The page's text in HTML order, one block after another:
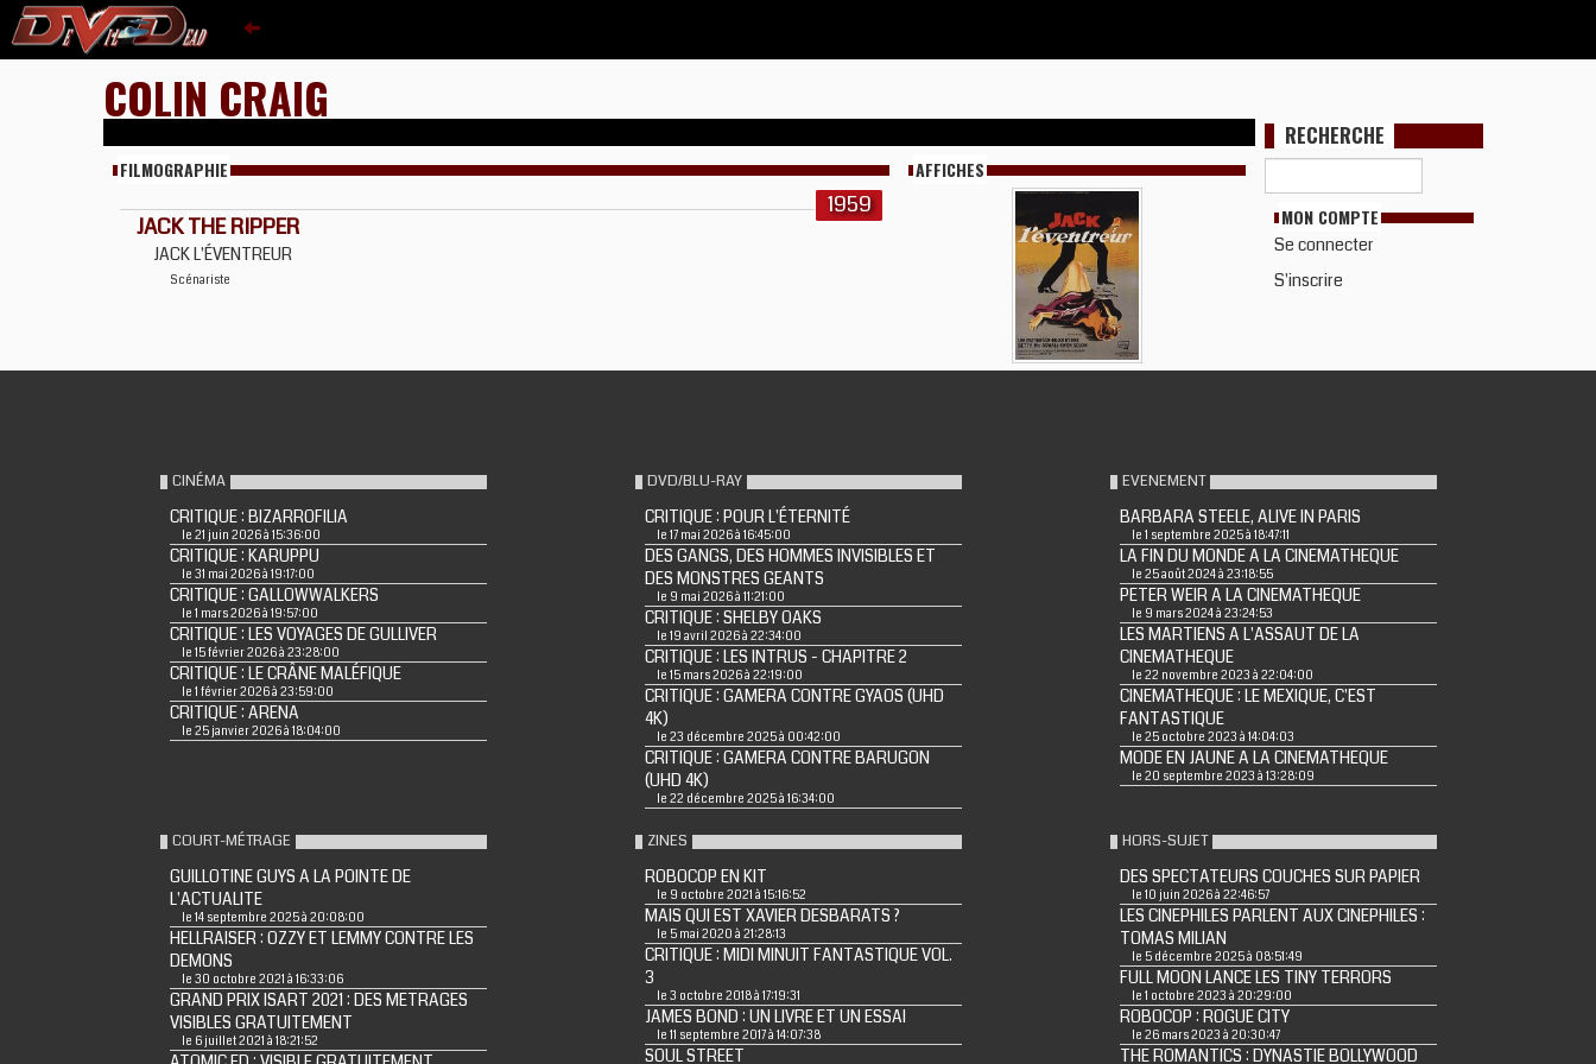
COLIN CRAIG
FILMOGRAPHIE
1959
JACK THE RIPPER
JACK L'ÉVENTREUR
Scénariste
AFFICHES
RECHERCHE
MON COMPTE
Se connecter
S'inscrire
CINÉMA
CRITIQUE : BIZARROFILIA
le 21 juin 2026 à 15:36:00
CRITIQUE : KARUPPU
le 31 mai 2026 à 19:17:00
CRITIQUE : GALLOWWALKERS
le 1 mars 2026 à 19:57:00
CRITIQUE : LES VOYAGES DE GULLIVER
le 15 février 2026 à 23:28:00
CRITIQUE : LE CRÂNE MALÉFIQUE
le 1 février 2026 à 23:59:00
CRITIQUE : ARENA
le 25 janvier 2026 à 18:04:00
DVD/BLU-RAY
CRITIQUE : POUR L'ÉTERNITÉ
le 17 mai 2026 à 16:45:00
DES GANGS, DES HOMMES INVISIBLES ET
DES MONSTRES GEANTS
le 9 mai 2026 à 11:21:00
CRITIQUE : SHELBY OAKS
le 19 avril 2026 à 22:34:00
CRITIQUE : LES INTRUS - CHAPITRE 2
le 15 mars 2026 à 22:19:00
CRITIQUE : GAMERA CONTRE GYAOS (UHD
4K)
le 23 décembre 2025 à 00:42:00
CRITIQUE : GAMERA CONTRE BARUGON
(UHD 4K)
le 22 décembre 2025 à 16:34:00
EVENEMENT
BARBARA STEELE, ALIVE IN PARIS
le 1 septembre 2025 à 18:47:11
LA FIN DU MONDE A LA CINEMATHEQUE
le 25 août 2024 à 23:18:55
PETER WEIR A LA CINEMATHEQUE
le 9 mars 2024 à 23:24:53
LES MARTIENS A L'ASSAUT DE LA
CINEMATHEQUE
le 22 novembre 2023 à 22:04:00
CINEMATHEQUE : LE MEXIQUE, C'EST
FANTASTIQUE
le 25 octobre 2023 à 14:04:03
MODE EN JAUNE A LA CINEMATHEQUE
le 20 septembre 2023 à 13:28:09
COURT-MÉTRAGE
GUILLOTINE GUYS A LA POINTE DE
L'ACTUALITE
le 14 septembre 2025 à 20:08:00
HELLRAISER : OZZY ET LEMMY CONTRE LES
DEMONS
le 30 octobre 2021 à 16:33:06
GRAND PRIX ISART 2021 : DES METRAGES
VISIBLES GRATUITEMENT
le 6 juillet 2021 à 18:21:52
ZINES
ROBOCOP EN KIT
le 9 octobre 2021 à 15:16:52
MAIS QUI EST XAVIER DESBARATS ?
le 5 mai 2020 à 21:28:13
CRITIQUE : MIDI MINUIT FANTASTIQUE VOL.
3
le 3 octobre 2018 à 17:19:31
JAMES BOND : UN LIVRE ET UN ESSAI
le 11 septembre 2017 à 14:07:38
SOUL STREET
HORS-SUJET
DES SPECTATEURS COUCHES SUR PAPIER
le 10 juin 2026 à 22:46:57
LES CINEPHILES PARLENT AUX CINEPHILES :
TOMAS MILIAN
le 5 décembre 2025 à 08:51:49
FULL MOON LANCE LES TINY TERRORS
le 1 octobre 2023 à 20:29:00
ROBOCOP : ROGUE CITY
le 26 mars 2023 à 20:30:47
THE ROMANTICS : DYNASTIE BOLLYWOOD